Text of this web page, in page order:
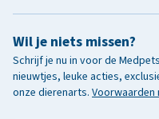
Wil je niets missen?
Schrijf je nu in voor de
nieuwtjes, leuke acties,
onze dierenarts.